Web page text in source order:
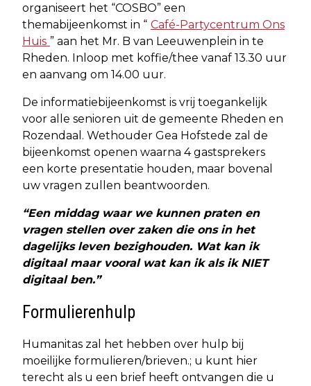
organiseert het “COSBO” een
themabijeenkomst in “ Café-Partycentrum Ons
Huis ” aan het Mr. B van Leeuwenplein in te
Rheden. Inloop met koffie/thee vanaf 13.30 uur
en aanvang om 14.00 uur.
De informatiebijeenkomst is vrij toegankelijk
voor alle senioren uit de gemeente Rheden en
Rozendaal. Wethouder Gea Hofstede zal de
bijeenkomst openen waarna 4 gastsprekers
een korte presentatie houden, maar bovenal
uw vragen zullen beantwoorden.
“Een middag waar we kunnen praten en
vragen stellen over zaken die ons in het
dagelijks leven bezighouden. Wat kan ik
digitaal maar vooral wat kan ik als ik NIET
digitaal ben.”
Formulierenhulp
Humanitas zal het hebben over hulp bij
moeilijke formulieren/brieven.; u kunt hier
terecht als u een brief heeft ontvangen die u